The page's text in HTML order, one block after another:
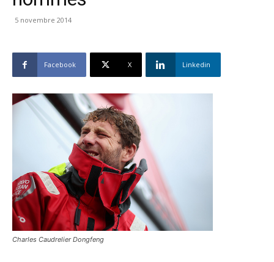
5 novembre 2014
Facebook X Linkedin
Charles Caudrelier Dongfeng